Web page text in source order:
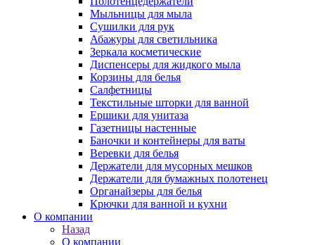
Мыльницы для мыла
Сушилки для рук
Абажуры для светильника
Зеркала косметические
Диспенсеры для жидкого мыла
Корзины для белья
Салфетницы
Текстильные шторки для ванной
Ершики для унитаза
Газетницы настенные
Баночки и контейнеры для ваты
Веревки для белья
Держатели для мусорных мешков
Держатели для бумажных полотенец
Органайзеры для белья
Крючки для ванной и кухни
О компании
Назад
О компании